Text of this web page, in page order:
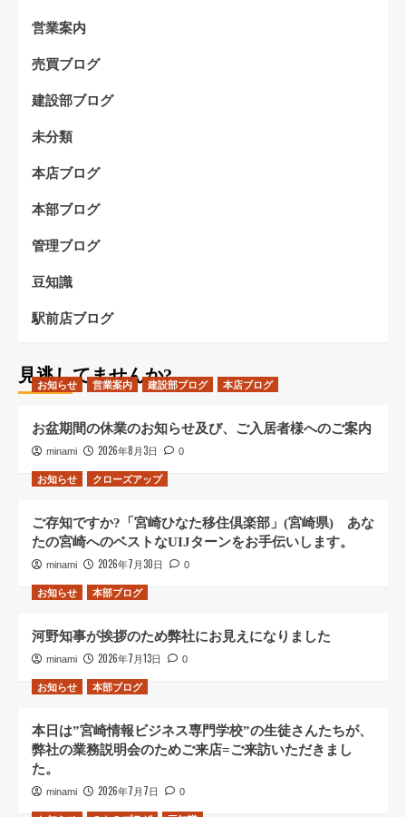
営業案内
売買ブログ
建設部ブログ
未分類
本店ブログ
本部ブログ
管理ブログ
豆知識
駅前店ブログ
見逃してませんか?
お知らせ 営業案内 建設部ブログ 本店ブログ
お盆期間の休業のお知らせ及び、ご入居者様へのご案内
minami 2026年8月3日 0
お知らせ クローズアップ
ご存知ですか?「宮崎ひなた移住倶楽部」(宮崎県) あな
たの宮崎へのベストなUIJターンをお手伝いします。
minami 2026年7月30日 0
お知らせ 本部ブログ
河野知事が挨拶のため弊社にお見えになりました
minami 2026年7月13日 0
お知らせ 本部ブログ
本日は”宮崎情報ビジネス専門学校”の生徒さんたちが、
弊社の業務説明会のためご来店=ご来訪いただきまし
た。
minami 2026年7月7日 0